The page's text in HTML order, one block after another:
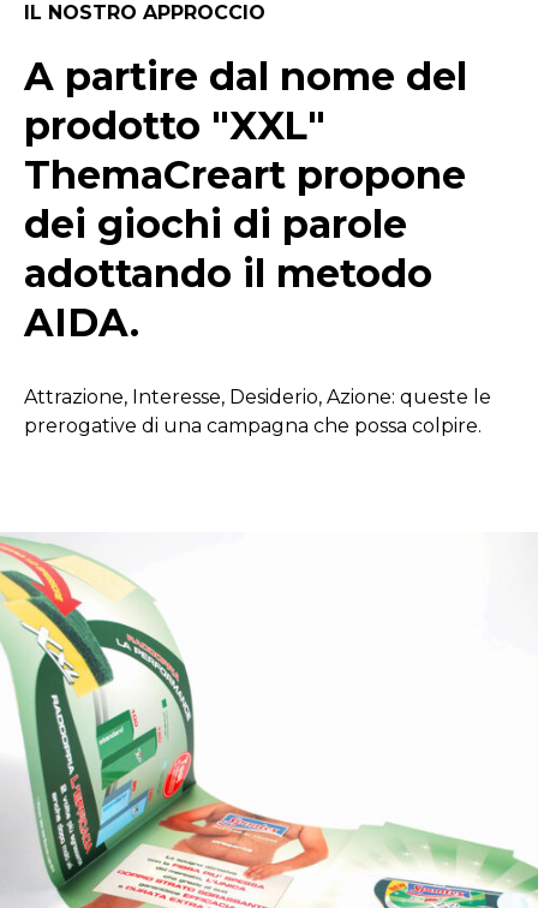
IL NOSTRO APPROCCIO
A partire dal nome del
prodotto "XXL"
ThemaCreart propone
dei giochi di parole
adottando il metodo
AIDA.
Attrazione, Interesse, Desiderio, Azione: queste le
prerogative di una campagna che possa colpire.